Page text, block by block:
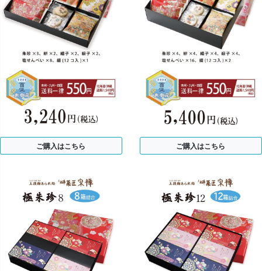
ご購入はこちら ご購入はこちら